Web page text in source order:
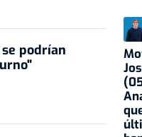
podrían